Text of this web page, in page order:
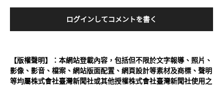
ログインしてコメントを書く
【版權聲明】：本網站登載內容，包括但不限於文字報導、照片、
影像、影音、檔案、網站版面配置、網頁設計等素材及商標、聲明
等均屬株式會社臺灣新聞社或其他授權株式會社臺灣新聞社使用之